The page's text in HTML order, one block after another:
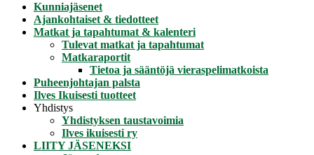
Kunniajäsenet
Ajankohtaiset & tiedotteet
Matkat ja tapahtumat & kalenteri
Tulevat matkat ja tapahtumat
Matkaraportit
Tietoa ja sääntöjä vieraspelimatkoista
Puheenjohtajan palsta
Ilves Ikuisesti tuotteet
Yhdistys
Yhdistyksen taustavoimia
Ilves ikuisesti ry
LIITY JÄSENEKSI